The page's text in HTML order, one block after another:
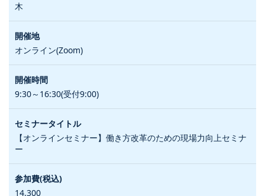
木
オンライン(Zoom)
9:30～16:30(受付9:00)
【オンラインセミナー】働き方改革のための現場力向上セミナ
ー
14,300